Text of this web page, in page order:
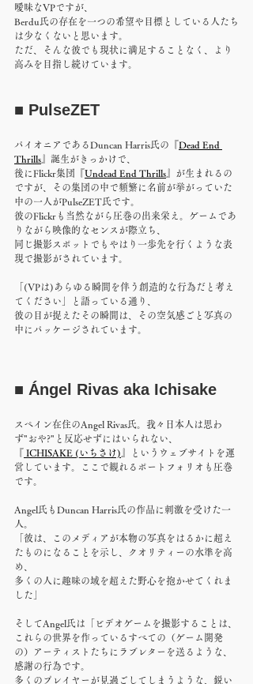
曖昧なVPですが、
Berdu氏の存在を一つの希望や目標としている人たち
は少なくないと思います。
ただ、そんな彼でも現状に満足することなく、より
高みを目指し続けています。
■ PulseZET
パイオニアであるDuncan Harris氏の『Dead End
Thrills 』誕生がきっかけで、
後にFlickr集団『Undead End Thrills 』が生まれるの
ですが、その集団の中で頻繁に名前が挙がっていた
中の一人がPulseZET氏です。
彼のFlickrも当然ながら圧巻の出来栄え。ゲームであ
りながら映像的なセンスが際立ち、
同じ撮影スポットでもやはり一歩先を行くような表
現で撮影がされています。
「(VPは)あらゆる瞬間を伴う創造的な行為だと考え
てください」と語っている通り、
彼の目が捉えたその瞬間は、その空気感ごと写真の
中にパッケージされています。
■ Ángel Rivas aka Ichisake
スペイン在住のAngel Rivas氏。我々日本人は思わ
ず"おや?"と反応せずにはいられない、
『 ICHISAKE (いちさけ) 』というウェブサイトを運
営しています。ここで観れるポートフォリオも圧巻
です。
Angel氏もDuncan Harris氏の作品に刺激を受けた一
人。
「彼は、このメディアが本物の写真をはるかに超え
たものになることを示し、クオリティーの水準を高
め、
多くの人に趣味の域を超えた野心を抱かせてくれま
した」
そしてAngel氏は「ビデオゲームを撮影することは、
これらの世界を作っているすべての（ゲーム開発
の）アーティストたちにラブレターを送るような、
感謝の行為です。
多くのプレイヤーが見過ごしてしまうような、鋭い